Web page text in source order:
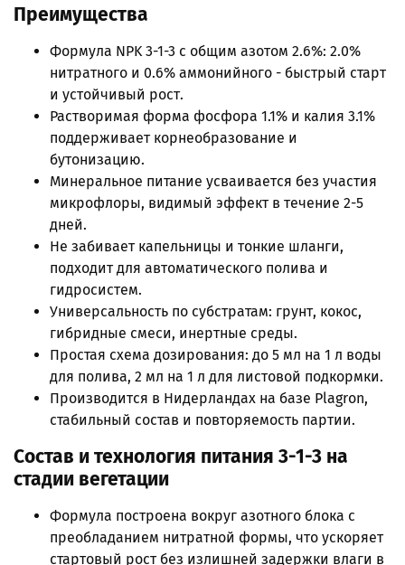
Преимущества
Формула NPK 3-1-3 с общим азотом 2.6%: 2.0%
нитратного и 0.6% аммонийного - быстрый старт
и устойчивый рост.
Растворимая форма фосфора 1.1% и калия 3.1%
поддерживает корнеобразование и
бутонизацию.
Минеральное питание усваивается без участия
микрофлоры, видимый эффект в течение 2-5
дней.
Не забивает капельницы и тонкие шланги,
подходит для автоматического полива и
гидросистем.
Универсальность по субстратам: грунт, кокос,
гибридные смеси, инертные среды.
Простая схема дозирования: до 5 мл на 1 л воды
для полива, 2 мл на 1 л для листовой подкормки.
Производится в Нидерландах на базе Plagron,
стабильный состав и повторяемость партии.
Состав и технология питания 3-1-3 на
стадии вегетации
Формула построена вокруг азотного блока с
преобладанием нитратной формы, что ускоряет
стартовый рост без излишней задержки влаги в